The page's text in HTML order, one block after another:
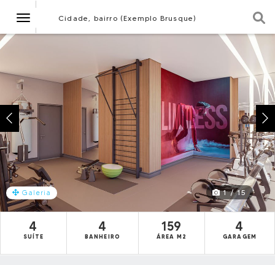
NavegaçãoCidade, bairro (Exemplo Brusque)
Galeria 1 / 15
4
SUÍTE
4
BANHEIRO
159
ÁREA M2
4
GARAGEM